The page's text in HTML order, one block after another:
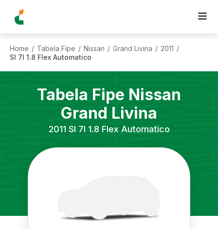
Home / Tabela Fipe / Nissan / Grand Livina / 2011 /
Sl 7l 1.8 Flex Automatico
Tabela Fipe Nissan
Grand Livina
2011 Sl 7l 1.8 Flex Automatico